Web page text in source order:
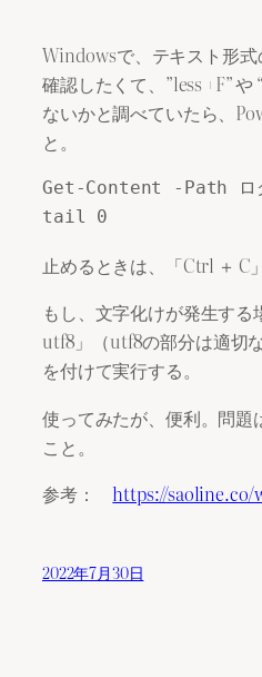
Windowsで、テキスト形
確認したくて、”less +F”
ないかと調べていたら、
と。
Get-Content -Path ロ
tail 0
止めるときは、「Ctrl ＋ C
もし、文字化けが発生す
utf8」（utf8の部分は適切
を付けて実行する。
使ってみたが、便利。問題
こと。
参考：https://saoline.co/
2022年7月30日